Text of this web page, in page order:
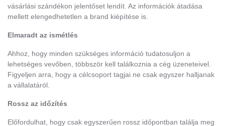
vásárlási szándékon jelentőset lendít. Az információk átadása
mellett elengedhetetlen a brand kiépítése is.
Elmaradt az ismétlés
Ahhoz, hogy minden szükséges információ tudatosuljon a
lehetséges vevőben, többször kell találkoznia a cég üzeneteivel.
Figyeljen arra, hogy a célcsoport tagjai ne csak egyszer halljanak
a vállalatáról.
Rossz az időzítés
Előfordulhat, hogy csak egyszerűen rossz időpontban találja meg